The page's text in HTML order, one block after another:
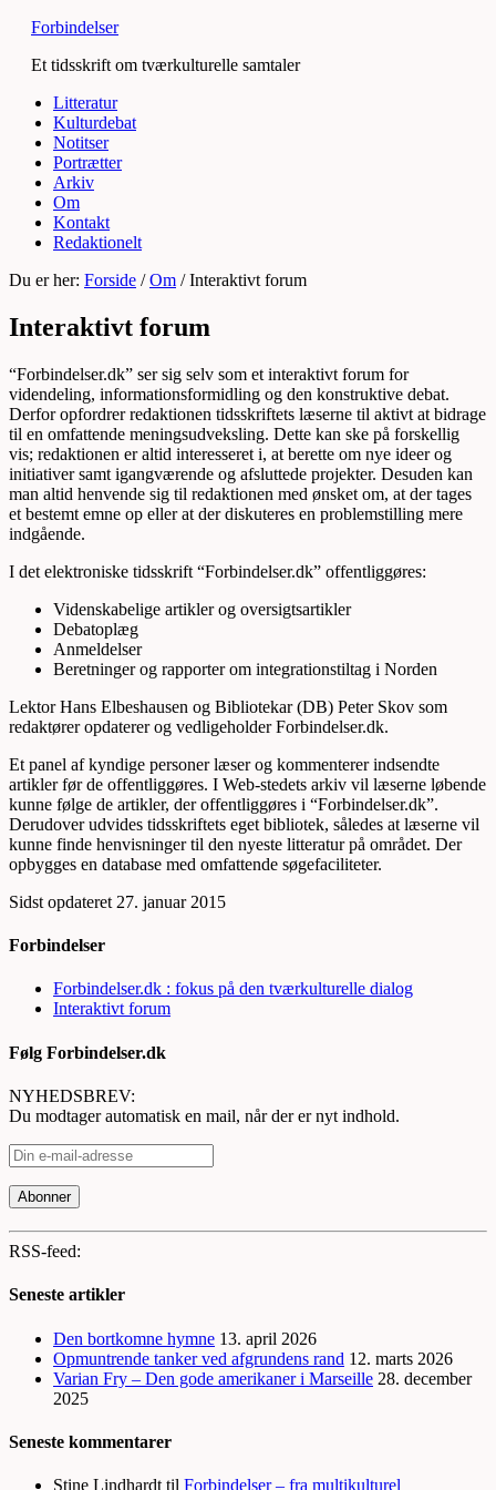
Forbindelser
Et tidsskrift om tværkulturelle samtaler
Litteratur
Kulturdebat
Notitser
Portrætter
Arkiv
Om
Kontakt
Redaktionelt
Du er her: Forside / Om /Interaktivt forum
Interaktivt forum
“Forbindelser.dk” ser sig selv som et interaktivt forum for
videndeling, informationsformidling og den konstruktive debat.
Derfor opfordrer redaktionen tidsskriftets læserne til aktivt at bidrage
til en omfattende meningsudveksling. Dette kan ske på forskellig
vis; redaktionen er altid interesseret i, at berette om nye ideer og
initiativer samt igangværende og afsluttede projekter. Desuden kan
man altid henvende sig til redaktionen med ønsket om, at der tages
et bestemt emne op eller at der diskuteres en problemstilling mere
indgående.
I det elektroniske tidsskrift “Forbindelser.dk” offentliggøres:
Videnskabelige artikler og oversigtsartikler
Debatoplæg
Anmeldelser
Beretninger og rapporter om integrationstiltag i Norden
Lektor Hans Elbeshausen og Bibliotekar (DB) Peter Skov som
redaktører opdaterer og vedligeholder Forbindelser.dk.
Et panel af kyndige personer læser og kommenterer indsendte
artikler før de offentliggøres. I Web-stedets arkiv vil læserne løbende
kunne følge de artikler, der offentliggøres i “Forbindelser.dk”.
Derudover udvides tidsskriftets eget bibliotek, således at læserne vil
kunne finde henvisninger til den nyeste litteratur på området. Der
opbygges en database med omfattende søgefaciliteter.
Sidst opdateret 27. januar 2015
Forbindelser
Forbindelser.dk : fokus på den tværkulturelle dialog
Interaktivt forum
Følg Forbindelser.dk
NYHEDSBREV:
Du modtager automatisk en mail, når der er nyt indhold.
RSS-feed:
Seneste artikler
Den bortkomne hymne 13. april 2026
Opmuntrende tanker ved afgrundens rand 12. marts 2026
Varian Fry – Den gode amerikaner i Marseille 28. december
2025
Seneste kommentarer
Stine Lindhardt til Forbindelser – fra multikulturel